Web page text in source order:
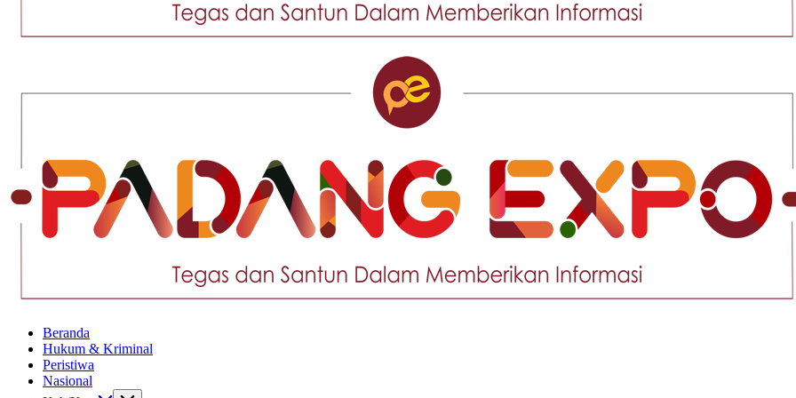
Santun
Memberikan
Informasi
Beranda
Hukum & Kriminal
Peristiwa
Nasional